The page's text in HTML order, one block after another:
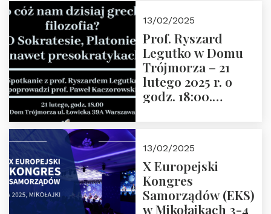
13/02/2025
Prof. Ryszard
Legutko w Domu
Trójmorza – 21
lutego 2025 r. o
godz. 18:00.
Zapraszamy
13/02/2025
X Europejski
Kongres
Samorządów (EKS)
w Mikołajkach 3-4